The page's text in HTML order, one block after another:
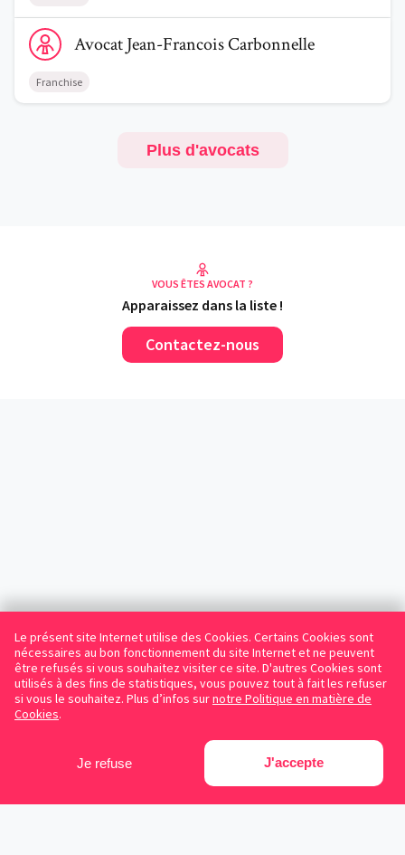
Le présent site Internet utilise des Cookies. Certains Cookies sont
nécessaires au bon fonctionnement du site Internet et ne peuvent
être refusés si vous souhaitez visiter ce site. D'autres Cookies sont
utilisés à des fins de statistiques, vous pouvez tout à fait les refuser
si vous le souhaitez. Plus d’infos surnotre Politique en matière de
Cookies.
Je refuse J'accepte
Voir le profil de AvocatJean-Francois Carbonnelle
AvocatJean-FrancoisCarbonnelle
Franchise
Plus d'avocats
VOUS ÊTES AVOCAT ?
Apparaissez dans la liste !
Contactez-nous